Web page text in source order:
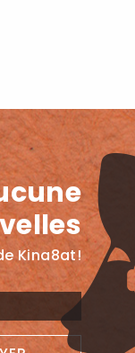
Kina8at!